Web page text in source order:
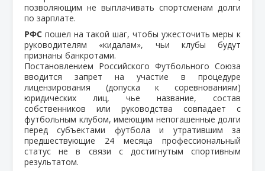
позволяющим не выплачивать спортсменам долги
по зарплате.
РФС пошел на такой шаг, чтобы ужесточить меры к
руководителям «кидалам», чьи клубы будут
признаны банкротами.
Постановлением Российского Футбольного Союза
вводится запрет на участие в процедуре
лицензирования (допуска к соревнованиям)
юридических лиц, чье название, состав
собственников или руководства совпадает с
футбольным клубом, имеющим непогашенные долги
перед субъектами футбола и утратившим за
предшествующие 24 месяца профессиональный
статус не в связи с достигнутым спортивным
результатом.